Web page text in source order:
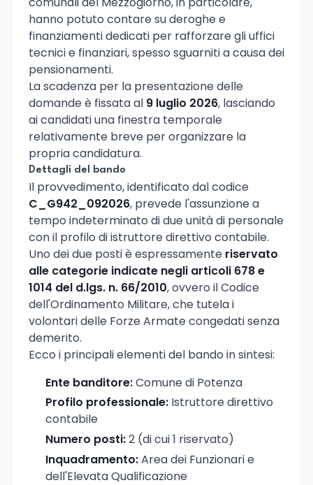
hanno potuto contare su deroghe e
finanziamenti dedicati per rafforzare gli uffici
tecnici e finanziari, spesso sguarniti a causa dei
pensionamenti.
La scadenza per la presentazione delle
domande è fissata al 9 luglio 2026, lasciando
ai candidati una finestra temporale
relativamente breve per organizzare la
propria candidatura.
Dettagli del bando
Il provvedimento, identificato dal codice
C_G942_092026, prevede l'assunzione a
tempo indeterminato di due unità di personale
con il profilo di istruttore direttivo contabile.
Uno dei due posti è espressamente riservato
alle categorie indicate negli articoli 678 e
1014 del d.lgs. n. 66/2010, ovvero il Codice
dell'Ordinamento Militare, che tutela i
volontari delle Forze Armate congedati senza
demerito.
Ecco i principali elementi del bando in sintesi:
Ente banditore:Comune di Potenza
Profilo professionale: Istruttore direttivo
contabile
Numero posti:2 (di cui 1 riservato)
Inquadramento:Area dei Funzionari e
dell'Elevata Qualificazione